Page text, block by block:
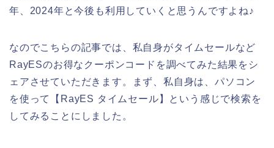
年、2024年と今後も利用していくと思うんですよね♪
なのでこちらの記事では、私自身がタイムセールなど
RayESのお得なクーポンコードを調べてみた結果をシ
ェアさせていただきます。まず、私自身は、パソコン
を使って【RayES タイムセール】という感じで検索を
してみることにしました。